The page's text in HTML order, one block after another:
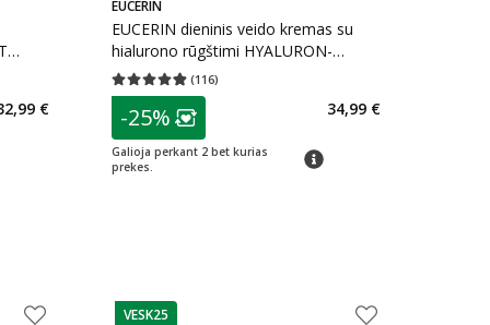
nuolaida:
€
EUCERIN
EUCERIN dieninis veido kremas su
hialurono rūgštimi HYALURON-
FILLER + 3 EFFECT, SPF 30, 50 ml
(116)
Vidutinis įvertinimas 4.87
patarimas
Lojalumo klubo narių nuolaida
-25%
Galioja perkant 2 bet kurias
prekes.
patarimas
34,99 €
VESK25